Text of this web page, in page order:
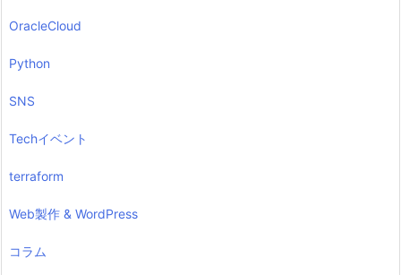
OracleCloud
Python
SNS
Techイベント
terraform
Web製作 & WordPress
コラム